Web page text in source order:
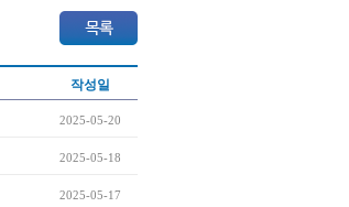
작성일
2025-05-20
2025-05-18
2025-05-17